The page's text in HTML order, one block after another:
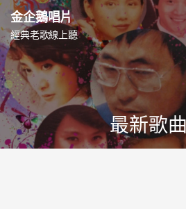
跳
至
主
要
內
容
金企鵝唱片
經典老歌線上聽
最新歌